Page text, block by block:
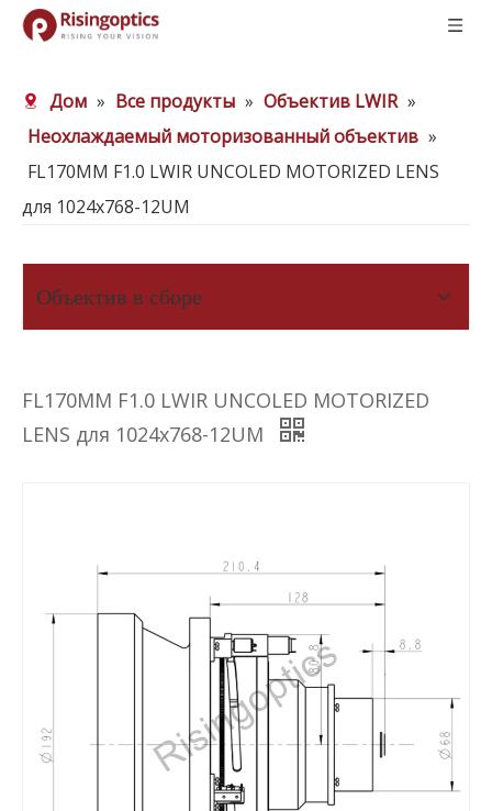
Дом » Все продукты » Объектив LWIR »
Неохлаждаемый моторизованный объектив »
FL170MM F1.0 LWIR UNCOLED MOTORIZED LENS
для 1024x768-12UM
Объектив в сборе
FL170MM F1.0 LWIR UNCOLED MOTORIZED
LENS для 1024x768-12UM